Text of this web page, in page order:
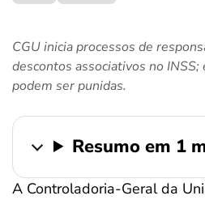
CGU inicia processos de
descontos associativos no
podem ser punidas.
Resumo em 1
A Controladoria-Geral da